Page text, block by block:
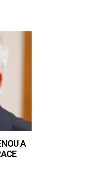
A